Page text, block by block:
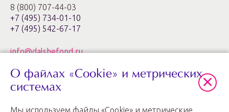
8 (800) 707-44-03
+7 (495) 734-01-10
+7 (495) 542-67-17
info@dalshefond.ru
119285, г. Москва,
ул. Минская, 1г, корп. 3, офис ХХIa,
О файлах «Cookie» и метрических
системах
Мы используем файлы «Cookie» и метрические